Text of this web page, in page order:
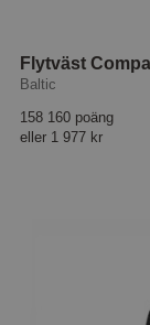
Flytväst
Baltic
158 160 poäng
eller 1 977 kr